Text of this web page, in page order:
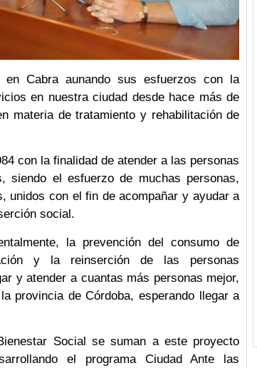
en Cabra aunando sus esfuerzos con la
en nuestra ciudad desde hace más de
materia de tratamiento y rehabilitación de
con la finalidad de atender a las personas
el esfuerzo de muchas personas,
unidos con el fin de acompañar y ayudar a
social.
la prevención del consumo de
y la reinserción de las personas
y atender a cuantas más personas mejor,
provincia de Córdoba, esperando llegar a
Social se suman a este proyecto
el programa Ciudad Ante las